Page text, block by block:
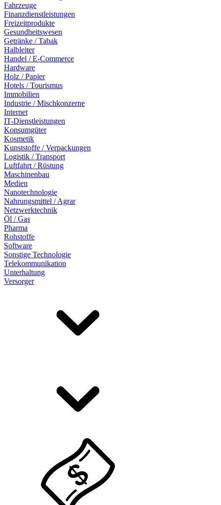
Fahrzeuge
Finanzdienstleistungen
Freizeitprodukte
Gesundheitswesen
Getränke / Tabak
Halbleiter
Handel / E-Commerce
Hardware
Holz / Papier
Hotels / Tourismus
Immobilien
Industrie / Mischkonzerne
Internet
IT-Dienstleistungen
Konsumgüter
Kosmetik
Kunststoffe / Verpackungen
Logistik / Transport
Luftfahrt / Rüstung
Maschinenbau
Medien
Nanotechnologie
Nahrungsmittel / Agrar
Netzwerktechnik
Öl / Gas
Pharma
Rohstoffe
Software
Sonstige Technologie
Telekommunikation
Unterhaltung
Versorger